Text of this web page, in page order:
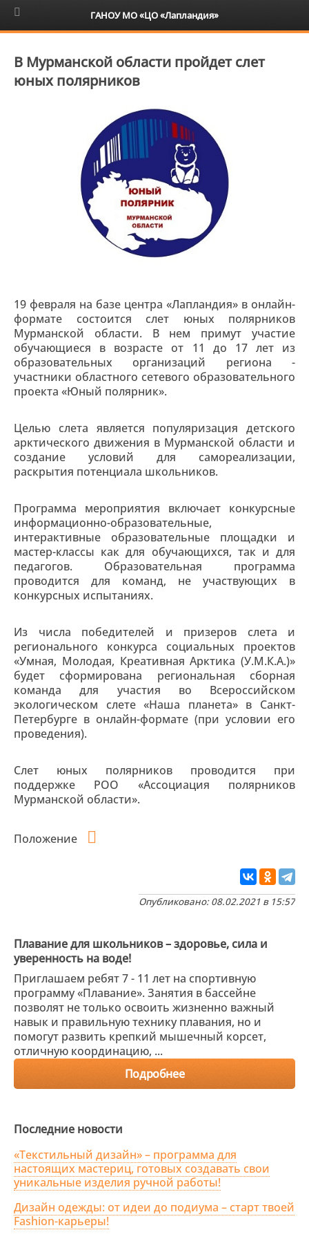
6+
В Мурманской области пройдет слет
юных полярников
19 февраля на базе центра «Лапландия» в онлайн-
формате состоится слет юных полярников
Мурманской области. В нем примут участие
обучающиеся в возрасте от 11 до 17 лет из
образовательных организаций региона -
участники областного сетевого образовательного
проекта «Юный полярник».
Целью слета является популяризация детского
арктического движения в Мурманской области и
создание условий для самореализации,
раскрытия потенциала школьников.
Программа мероприятия включает конкурсные
информационно-образовательные,
интерактивные образовательные площадки и
мастер-классы как для обучающихся, так и для
педагогов. Образовательная программа
проводится для команд, не участвующих в
конкурсных испытаниях.
Из числа победителей и призеров слета и
регионального конкурса социальных проектов
«Умная, Молодая, Креативная Арктика (У.М.К.А.)»
будет сформирована региональная сборная
команда для участия во Всероссийском
экологическом слете «Наша планета» в Санкт-
Петербурге в онлайн-формате (при условии его
проведения).
Слет юных полярников проводится при
поддержке РОО «Ассоциация полярников
Мурманской области».
Положение
Опубликовано: 08.02.2021 в 15:57
Плавание для школьников – здоровье, сила и
уверенность на воде!
Приглашаем ребят 7 - 11 лет на спортивную
программу «Плавание». Занятия в бассейне
позволят не только освоить жизненно важный
навык и правильную технику плавания, но и
помогут развить крепкий мышечный корсет,
отличную координацию, ...
Подробнее
Последние новости
«Текстильный дизайн» – программа для
настоящих мастериц, готовых создавать свои
уникальные изделия ручной работы!
Дизайн одежды: от идеи до подиума – старт твоей
Fashion-карьеры!
ГАНОУ МО «ЦО «Лапландия»